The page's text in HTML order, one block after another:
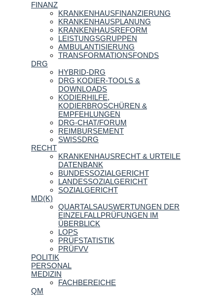
FINANZ
KRANKENHAUSFINANZIERUNG
KRANKENHAUSPLANUNG
KRANKENHAUSREFORM
LEISTUNGSGRUPPEN
AMBULANTISIERUNG
TRANSFORMATIONSFONDS
DRG
HYBRID-DRG
DRG KODIER-TOOLS &
DOWNLOADS
KODIERHILFE,
KODIERBROSCHÜREN &
EMPFEHLUNGEN
DRG-CHAT/FORUM
REIMBURSEMENT
SWISSDRG
RECHT
KRANKENHAUSRECHT & URTEILE
DATENBANK
BUNDESSOZIALGERICHT
LANDESSOZIALGERICHT
SOZIALGERICHT
MD(K)
QUARTALSAUSWERTUNGEN DER
EINZELFALLPRÜFUNGEN IM
ÜBERBLICK
LOPS
PRÜFSTATISTIK
PRÜFVV
POLITIK
PERSONAL
MEDIZIN
FACHBEREICHE
QM